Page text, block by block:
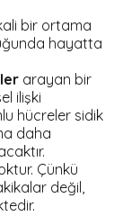
bir ortama
hayatta
arayan bir
ilişki
hücreler sidik
daha
Çünkü
değil,